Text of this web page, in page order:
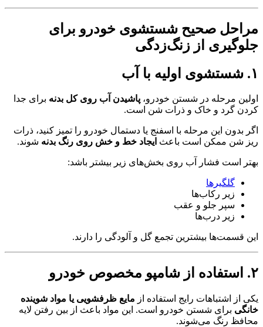
مراحل صحیح شستشوی خودرو برای
جلوگیری از زنگ‌زدگی
۱. شستشوی اولیه با آب
اولین مرحله در شستن خودرو، پاشیدن آب روی کل بدنه برای جدا
کردن گرد و خاک و ذرات شن است.
اگر بدون این مرحله با اسفنج یا دستمال خودرو را تمیز کنید، ذرات
ریز شن ممکن است باعث ایجاد خط و خش روی رنگ بدنه شوند.
بهتر است فشار آب روی بخش‌های زیر بیشتر باشد:
گلگیرها
زیر رکاب‌ها
سپر جلو و عقب
زیر درب‌ها
این قسمت‌ها بیشترین تجمع گل و آلودگی را دارند.
۲. استفاده از شامپو مخصوص خودرو
یکی از اشتباهات رایج استفاده از مایع ظرفشویی یا مواد شوینده
خانگی برای شستن خودرو است. این مواد باعث از بین رفتن لایه
محافظ رنگ می‌شوند.